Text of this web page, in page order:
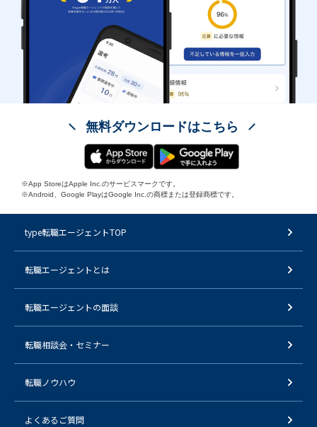
無料ダウンロードはこちら
※App StoreはApple Inc.のサービスマークです。
※Android、Google PlayはGoogle Inc.の商標または登録商標です。
type転職エージェントTOP
転職エージェントとは
転職エージェントの面談
転職相談会・セミナー
転職ノウハウ
よくあるご質問